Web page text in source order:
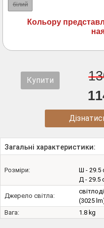
білий
Кольору
Купити
Загальні характеристики:
Розміри:
Ш - 29.5
Д - 29.5
Джерело світла:
(3025
Вага:
1.8 kg